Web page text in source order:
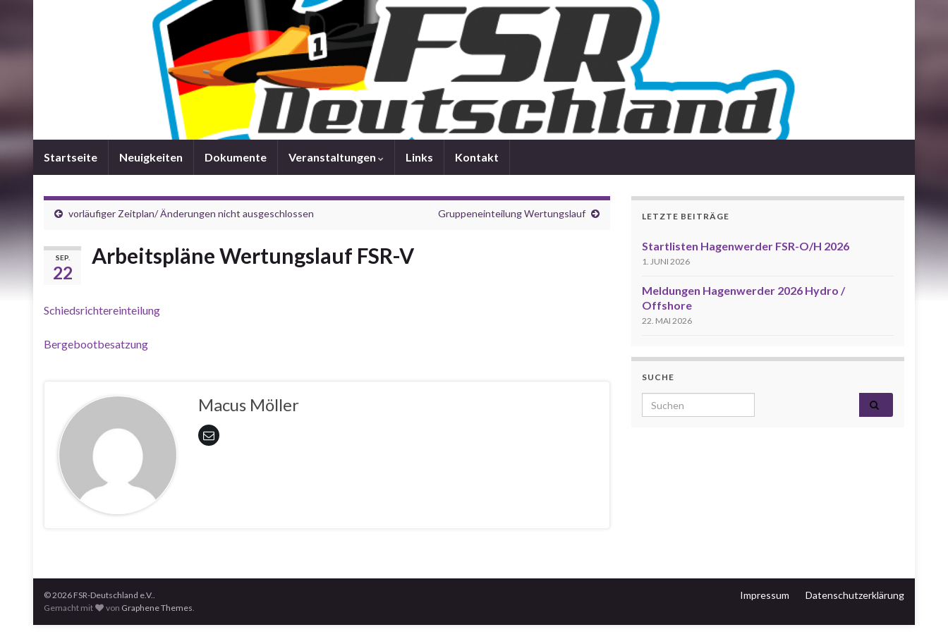
Startseite Neuigkeiten Dokumente Veranstaltungen Links Kontakt
vorläufiger Zeitplan/ Änderungen nicht ausgeschlossen Gruppeneinteilung Wertungslauf
SEP.
22
Arbeitspläne Wertungslauf FSR-V
Schiedsrichtereinteilung
Bergebootbesatzung
Macus Möller
LETZTE BEITRÄGE
Startlisten Hagenwerder FSR-O/H 2026
1. JUNI 2026
Meldungen Hagenwerder 2026 Hydro /
Offshore
22. MAI 2026
SUCHE
Search for:
Impressum Datenschutzerklärung
© 2026 FSR-Deutschland e.V..
Gemacht mit
von Graphene Themes